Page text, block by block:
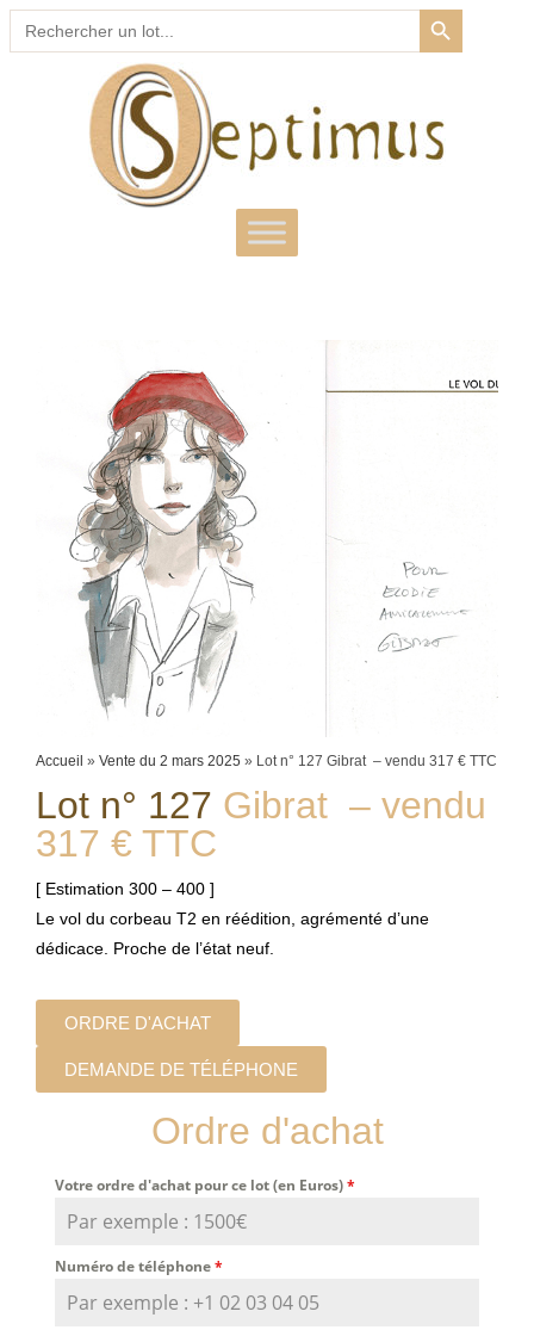
Search
for:
SEARCH BUTTON
Accueil » Vente du 2 mars 2025 » Lot n° 127 Gibrat – vendu 317 € TTC
Lot n° 127 Gibrat – vendu
317 € TTC
[ Estimation 300 – 400 ]
Le vol du corbeau T2 en réédition, agrémenté d’une
dédicace. Proche de l’état neuf.
ORDRE D'ACHAT
DEMANDE DE TÉLÉPHONE
Ordre d'achat
Votre ordre d'achat pour ce lot (en Euros)*
Numéro de téléphone*